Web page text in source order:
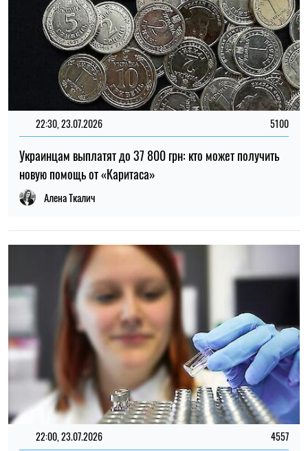
22:00, 23.07.2026
Ученые нашли способ обнаруживать 90% случаев рака
поджелудочной железы на ранней стадии
Елена Расенко